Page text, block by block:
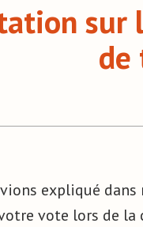
sur
expliqué
vote lors de